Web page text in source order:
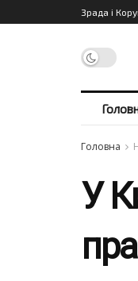
Зрада і
Головна
У